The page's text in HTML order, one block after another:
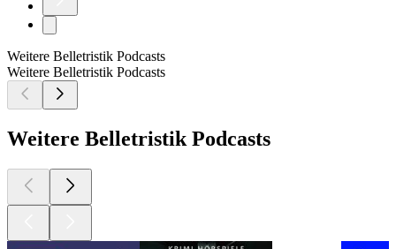
Weitere Belletristik Podcasts
Weitere Belletristik Podcasts
Weitere Belletristik Podcasts